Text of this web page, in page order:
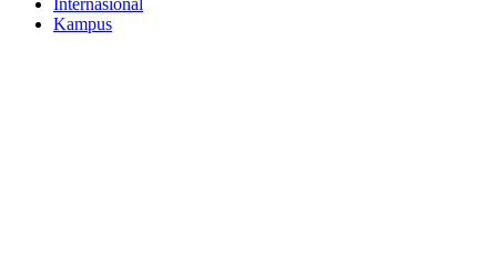
Internasional
Kampus